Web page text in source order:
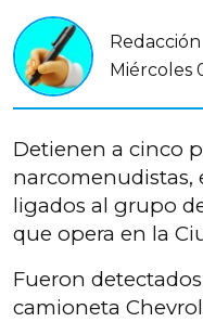
Redacción
Miércoles
Detienen a cinco
narcomenudistas,
ligados al grupo
que opera en la
Fueron
camioneta